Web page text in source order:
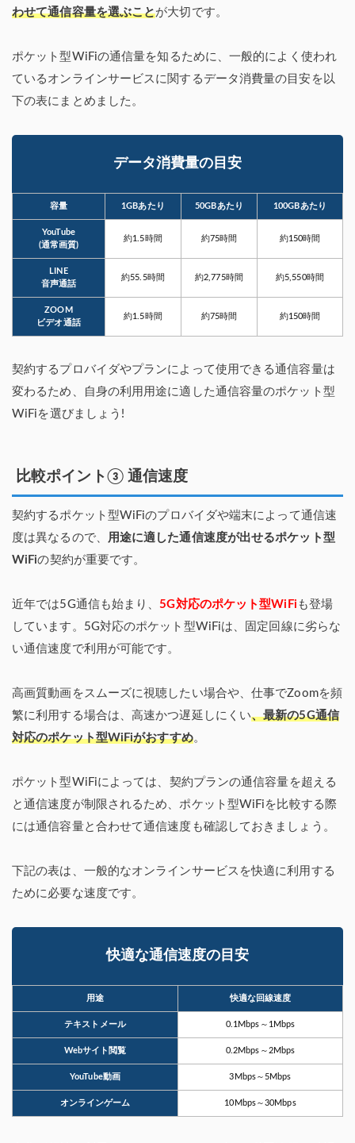
わせて通信容量を選ぶことが大切です。
ポケット型WiFiの通信量を知るために、一般的によく使われ
ているオンラインサービスに関するデータ消費量の目安を以
下の表にまとめました。
データ消費量の目安
容量 1GBあたり 50GBあたり 100GBあたり
YouTube
(通常画質)
約1.5時間 約75時間 約150時間
LINE
音声通話
約55.5時間 約2,775時間 約5,550時間
ZOOM
ビデオ通話
約1.5時間 約75時間 約150時間
契約するプロバイダやプランによって使用できる通信容量は
変わるため、自身の利用用途に適した通信容量のポケット型
WiFiを選びましょう!
比較ポイント③ 通信速度
契約するポケット型WiFiのプロバイダや端末によって通信速
度は異なるので、 用途に適した通信速度が出せるポケット型
WiFiの契約が重要です。
近年では5G通信も始まり、5G対応のポケット型WiFi も登場
しています。5G対応のポケット型WiFiは、固定回線に劣らな
い通信速度で利用が可能です。
高画質動画をスムーズに視聴したい場合や、仕事でZoomを頻
繁に利用する場合は、高速かつ遅延しにくい、最新の5G通信
対応のポケット型WiFiがおすすめ。
ポケット型WiFiによっては、契約プランの通信容量を超える
と通信速度が制限されるため、ポケット型WiFiを比較する際
には通信容量と合わせて通信速度も確認しておきましょう。
下記の表は、一般的なオンラインサービスを快適に利用する
ために必要な速度です。
快適な通信速度の目安
用途 快適な回線速度
テキストメール 0.1Mbps～1Mbps
Webサイト閲覧 0.2Mbps～2Mbps
YouTube動画 3Mbps～5Mbps
オンラインゲーム 10Mbps～30Mbps